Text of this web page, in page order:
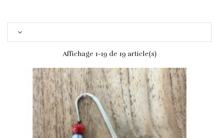
Affichage 1-19 de 19 article(s)